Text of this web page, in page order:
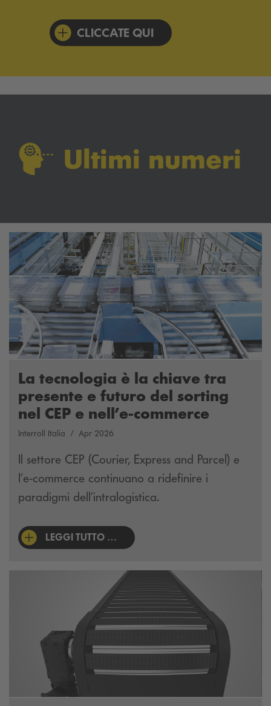
CLICCATE QUI
Ultimi numeri
La tecnologia è la chiave tra
presente e futuro del sorting
nel CEP e nell’e-commerce
Interroll Italia Apr 2026
Il settore CEP (Courier, Express and Parcel) e
l’e-commerce continuano a ridefinire i
paradigmi dell’intralogistica.
LEGGI TUTTO …